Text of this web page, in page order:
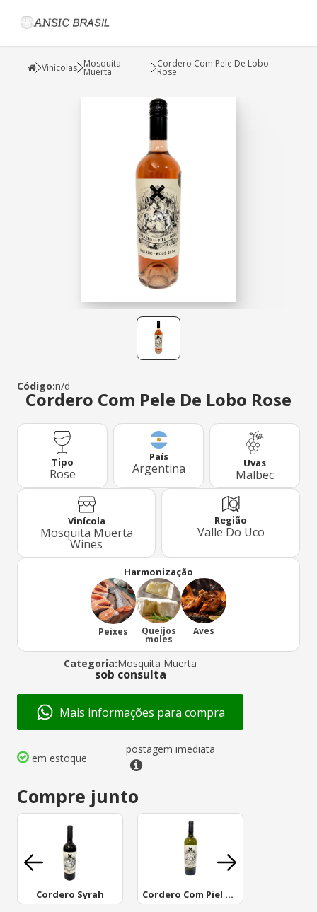
Vinícolas Mosquita
Muerta
Cordero Com Pele De Lobo
Rose
Código:n/d
Cordero Com Pele De Lobo Rose
Tipo
Rose
País
Argentina Uvas
Malbec
Vinícola
Mosquita Muerta
Wines
Região
Valle Do Uco
Harmonização
Peixes Queijos
moles
Aves
Categoria:Mosquita Muerta
sob consulta
Mais informações para compra
em estoque
postagem imediata
Compre junto
Cordero Syrah Cordero Com Piel De Lobo Torrontes